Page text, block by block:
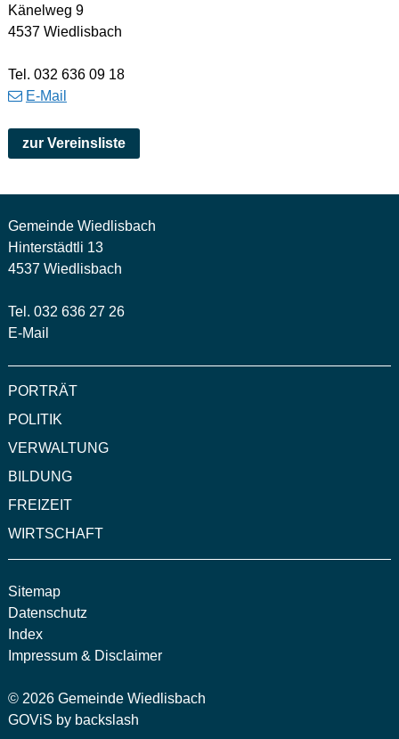
Känelweg 9
4537 Wiedlisbach
Tel. 032 636 09 18
E-Mail
zur Vereinsliste
Gemeinde Wiedlisbach
Hinterstädtli 13
4537 Wiedlisbach
Tel. 032 636 27 26
E-Mail
PORTRÄT
POLITIK
VERWALTUNG
BILDUNG
FREIZEIT
WIRTSCHAFT
Sitemap
Datenschutz
Index
Impressum & Disclaimer
© 2026 Gemeinde Wiedlisbach
GOViS by backslash